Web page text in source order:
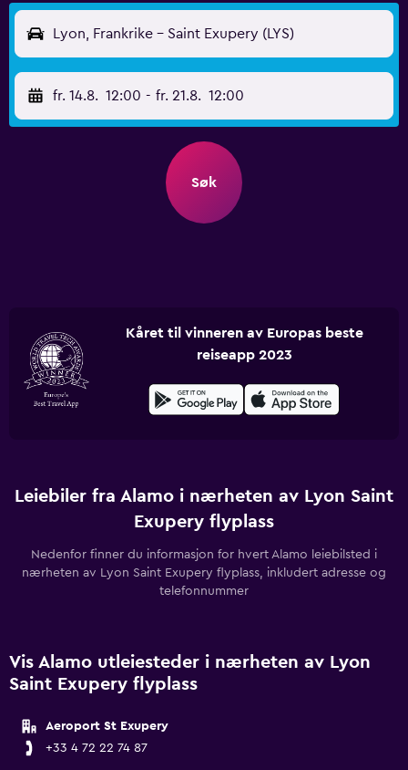
Lyon, Frankrike - Saint Exupery (LYS)
fr. 14.8. 12:00 - fr. 21.8. 12:00
Søk
Kåret til vinneren av Europas beste
reiseapp 2023
Leiebiler fra Alamo i nærheten av Lyon Saint
Exupery flyplass
Nedenfor finner du informasjon for hvert Alamo leiebilsted i
nærheten av Lyon Saint Exupery flyplass, inkludert adresse og
telefonnummer
Vis Alamo utleiesteder i nærheten av Lyon
Saint Exupery flyplass
Aeroport St Exupery
+33 4 72 22 74 87